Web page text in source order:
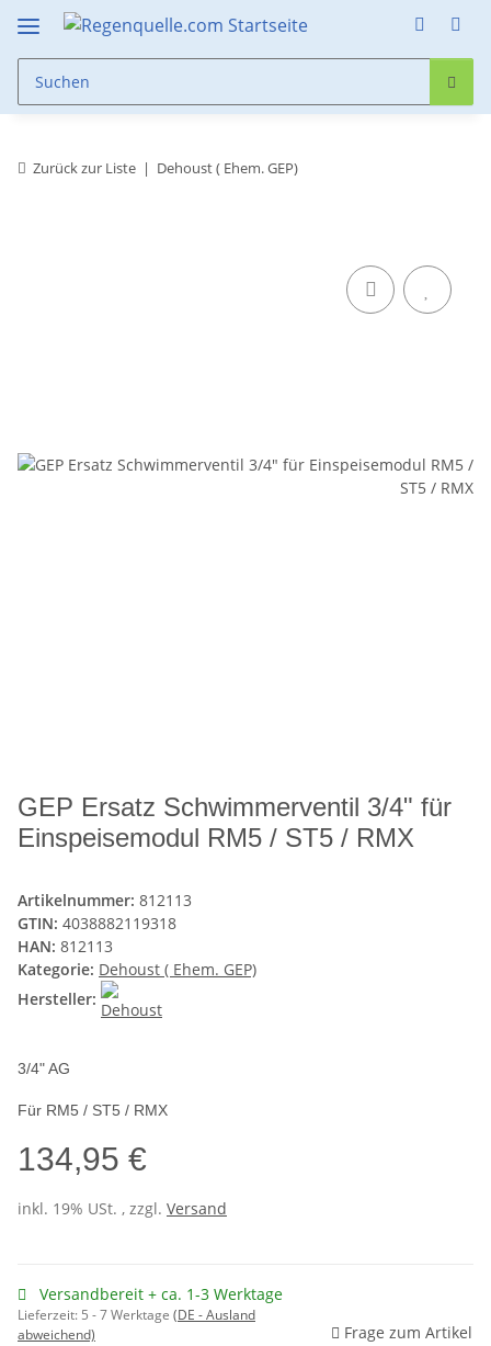
Zurück zur Liste Dehoust ( Ehem. GEP)
GEP Ersatz Schwimmerventil 3/4" für
Einspeisemodul RM5 / ST5 / RMX
Artikelnummer: 812113
GTIN: 4038882119318
HAN: 812113
Kategorie: Dehoust ( Ehem. GEP)
Hersteller:
3/4" AG
Für RM5 / ST5 / RMX
134,95 €
inkl. 19% USt. , zzgl. Versand
Versandbereit + ca. 1-3 Werktage
Lieferzeit: 5 - 7 Werktage (DE - Ausland
abweichend)
Frage zum Artikel